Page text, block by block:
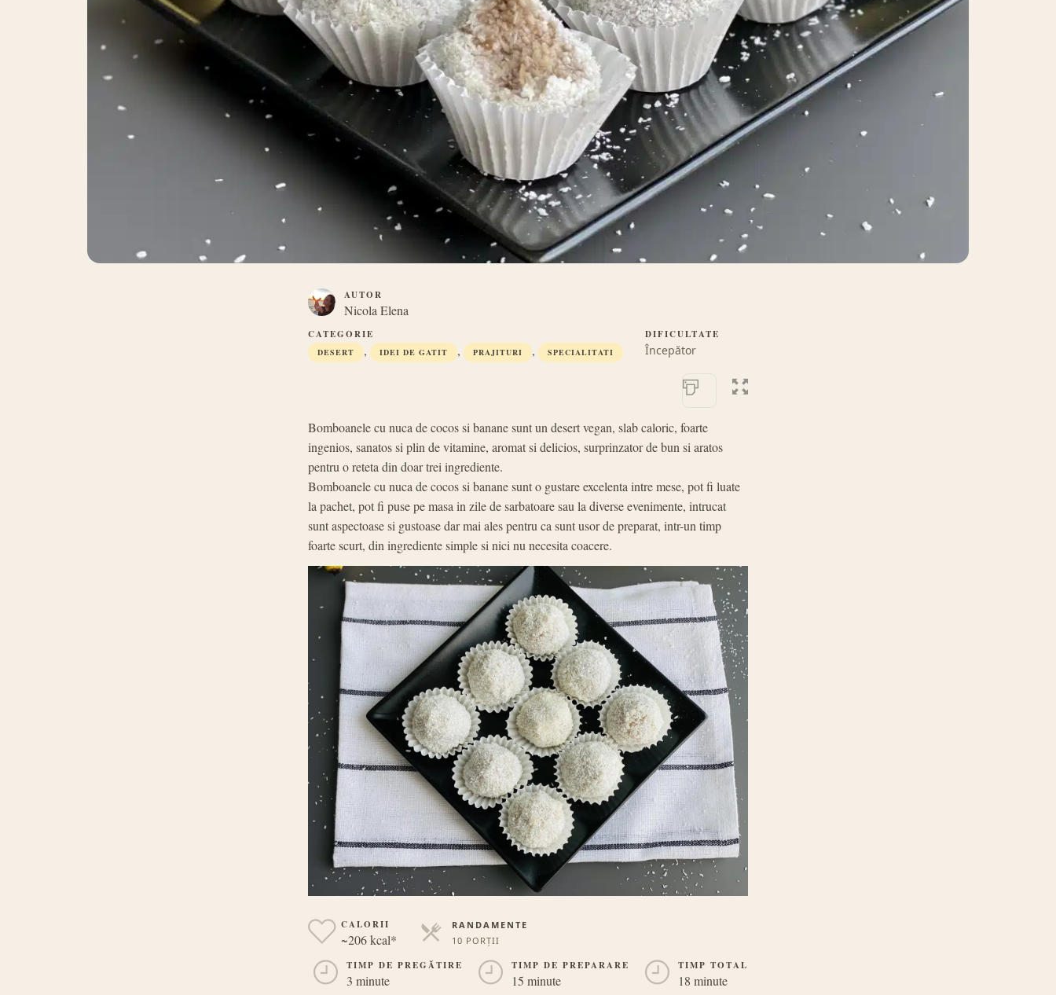
AUTOR
Nicola Elena
CATEGORIE
DESERT , IDEI DE GATIT , PRAJITURI , SPECIALITATI
DIFICULTATE
Începător
Bomboanele cu nuca de cocos si banane sunt un desert vegan, slab caloric, foarte
ingenios, sanatos si plin de vitamine, aromat si delicios, surprinzator de bun si aratos
pentru o reteta din doar trei ingrediente.
Bomboanele cu nuca de cocos si banane sunt o gustare excelenta intre mese, pot fi luate
la pachet, pot fi puse pe masa in zile de sarbatoare sau la diverse evenimente, intrucat
sunt aspectoase si gustoase dar mai ales pentru ca sunt usor de preparat, intr-un timp
foarte scurt, din ingrediente simple si nici nu necesita coacere.
CALORII
~206 kcal*
RANDAMENTE
10 PORȚII
TIMP DE PREGĂTIRE
3 minute
TIMP DE PREPARARE
15 minute
TIMP TOTAL
18 minute